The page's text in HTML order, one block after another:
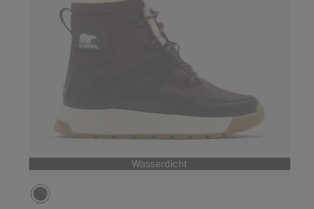
Wasserdicht